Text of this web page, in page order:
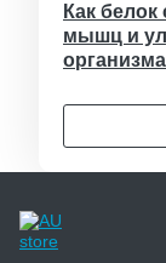
Как
мышц и